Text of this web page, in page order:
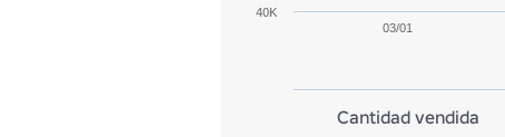
03/01
40K
Cantidad vendida